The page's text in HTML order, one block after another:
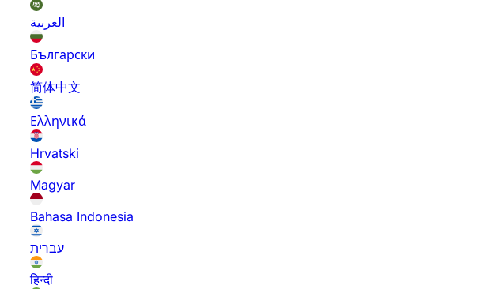
العربية
Български
简体中文
Ελληνικά
Hrvatski
Magyar
Bahasa Indonesia
עברית
हिन्दी